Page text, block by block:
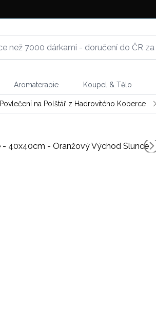
Aromaterapie Koupel & Tělo
Povlečení na Polštář z Hadrovitého Koberce